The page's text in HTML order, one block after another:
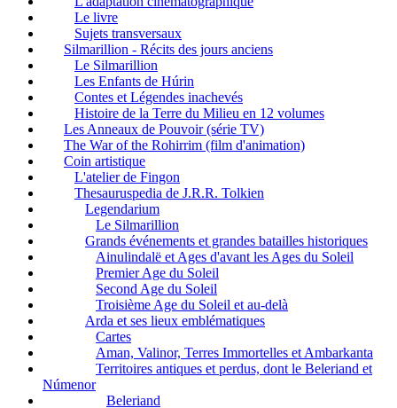
Le livre
Sujets transversaux
Silmarillion - Récits des jours anciens
Le Silmarillion
Les Enfants de Húrin
Contes et Légendes inachevés
Histoire de la Terre du Milieu en 12 volumes
Les Anneaux de Pouvoir (série TV)
The War of the Rohirrim (film d'animation)
Coin artistique
L'atelier de Fingon
Thesauruspedia de J.R.R. Tolkien
Legendarium
Le Silmarillion
Grands événements et grandes batailles historiques
Ainulindalë et Ages d'avant les Ages du Soleil
Premier Age du Soleil
Second Age du Soleil
Troisième Age du Soleil et au-delà
Arda et ses lieux emblématiques
Cartes
Aman, Valinor, Terres Immortelles et Ambarkanta
Territoires antiques et perdus, dont le Beleriand et
Númenor
Beleriand